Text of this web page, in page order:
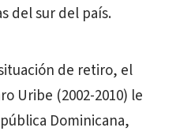
del sur del país.
de retiro, el
Uribe (2002-2010) le
Dominicana,